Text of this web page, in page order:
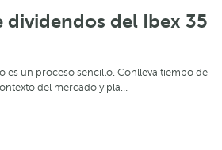
dividendos del Ibex 35
es un proceso sencillo. Conlleva tiempo de
del mercado y pla…